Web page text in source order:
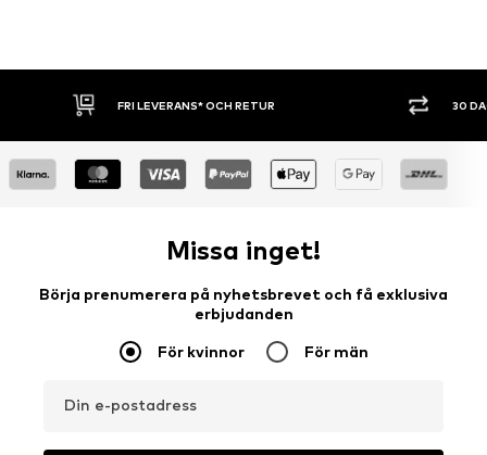
30 DAGARS ÖPPET KÖP
Missa inget!
Börja prenumerera på nyhetsbrevet och få exklusiva
erbjudanden
För kvinnor För män
Din e-postadress